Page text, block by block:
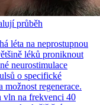
průběh
léta na neprostupnou
léků proniknout
neurostimulace
o specifické
regenerace.
vln na frekvenci 40